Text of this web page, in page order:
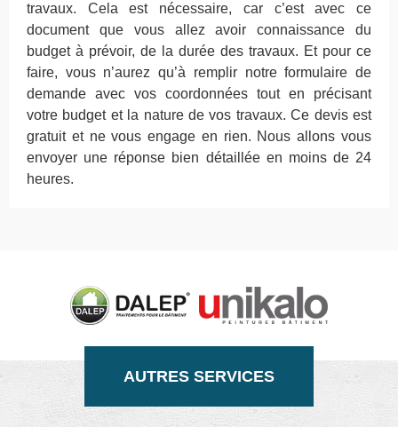
travaux. Cela est nécessaire, car c’est avec ce
document que vous allez avoir connaissance du
budget à prévoir, de la durée des travaux. Et pour ce
faire, vous n’aurez qu’à remplir notre formulaire de
demande avec vos coordonnées tout en précisant
votre budget et la nature de vos travaux. Ce devis est
gratuit et ne vous engage en rien. Nous allons vous
envoyer une réponse bien détaillée en moins de 24
heures.
AUTRES SERVICES